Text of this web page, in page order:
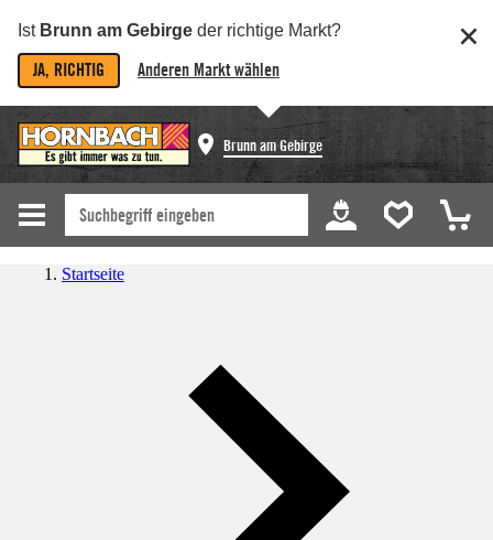
Ist Brunn am Gebirge der richtige Markt?
JA, RICHTIG Anderen Markt wählen
Brunn am Gebirge
Startseite